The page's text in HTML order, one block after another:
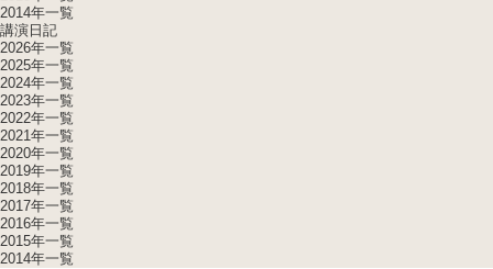
2014年一覧
講演日記
2026年一覧
2025年一覧
2024年一覧
2023年一覧
2022年一覧
2021年一覧
2020年一覧
2019年一覧
2018年一覧
2017年一覧
2016年一覧
2015年一覧
2014年一覧